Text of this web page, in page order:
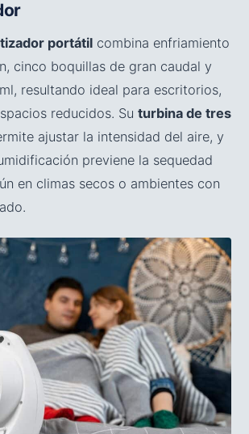
portátil combina enfriamiento
cinco boquillas de gran caudal y
resultando ideal para escritorios,
reducidos. Su turbina de tres
ajustar la intensidad del aire, y
previene la sequedad
en climas secos o ambientes con